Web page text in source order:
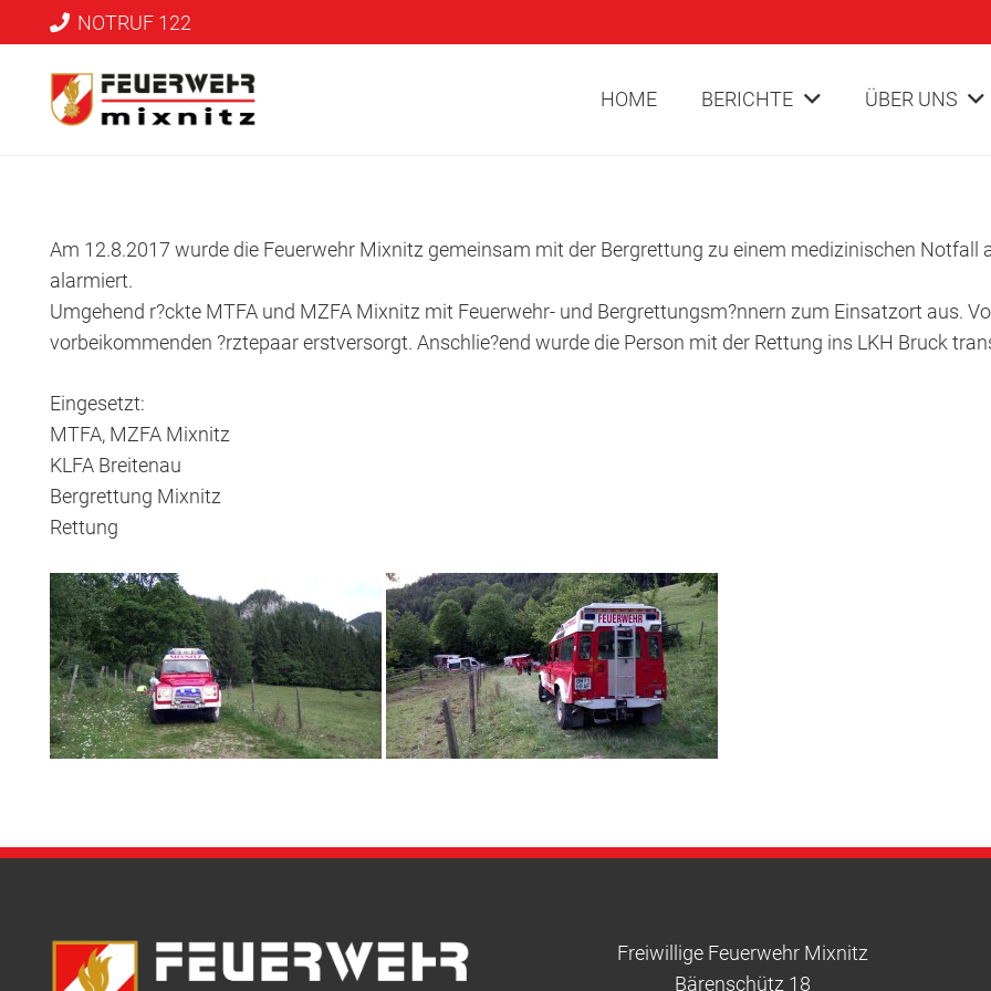
NOTRUF 122
HOME BERICHTE ÜBER UNS
Am 12.8.2017 wurde die Feuerwehr Mixnitz gemeinsam mit der Bergrettung zu einem medizinischen Notfall
alarmiert.
Umgehend r?ckte MTFA und MZFA Mixnitz mit Feuerwehr- und Bergrettungsm?nnern zum Einsatzort aus.
vorbeikommenden ?rztepaar erstversorgt. Anschlie?end wurde die Person mit der Rettung ins LKH Bruck
Eingesetzt:
MTFA, MZFA Mixnitz
KLFA Breitenau
Bergrettung Mixnitz
Rettung
Freiwillige Feuerwehr Mixnitz
Bärenschütz 18